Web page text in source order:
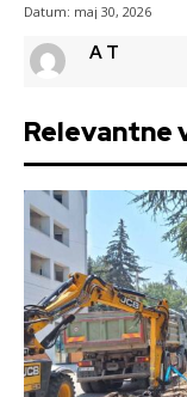
Datum: maj 30, 2026
A T
Relevantne